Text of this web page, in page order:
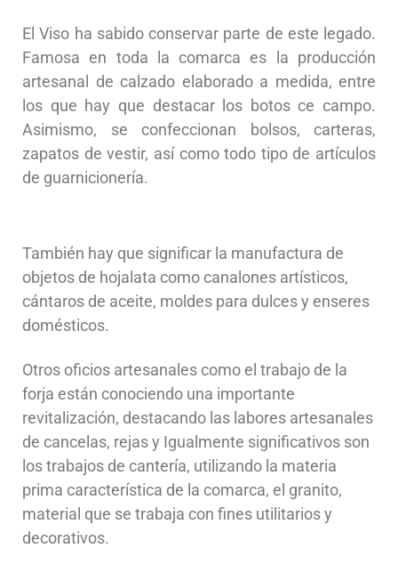
El Viso ha sabido conservar parte de este legado.
Famosa en toda la comarca es la producción
artesanal de calzado elaborado a medida, entre
los que hay que destacar los botos ce campo.
Asimismo, se confeccionan bolsos, carteras,
zapatos de vestir, así como todo tipo de artículos
de guarnicionería.
También hay que significar la manufactura de
objetos de hojalata como canalones artísticos,
cántaros de aceite, moldes para dulces y enseres
domésticos.
Otros oficios artesanales como el trabajo de la
forja están conociendo una importante
revitalización, destacando las labores artesanales
de cancelas, rejas y Igualmente significativos son
los trabajos de cantería, utilizando la materia
prima característica de la comarca, el granito,
material que se trabaja con fines utilitarios y
decorativos.